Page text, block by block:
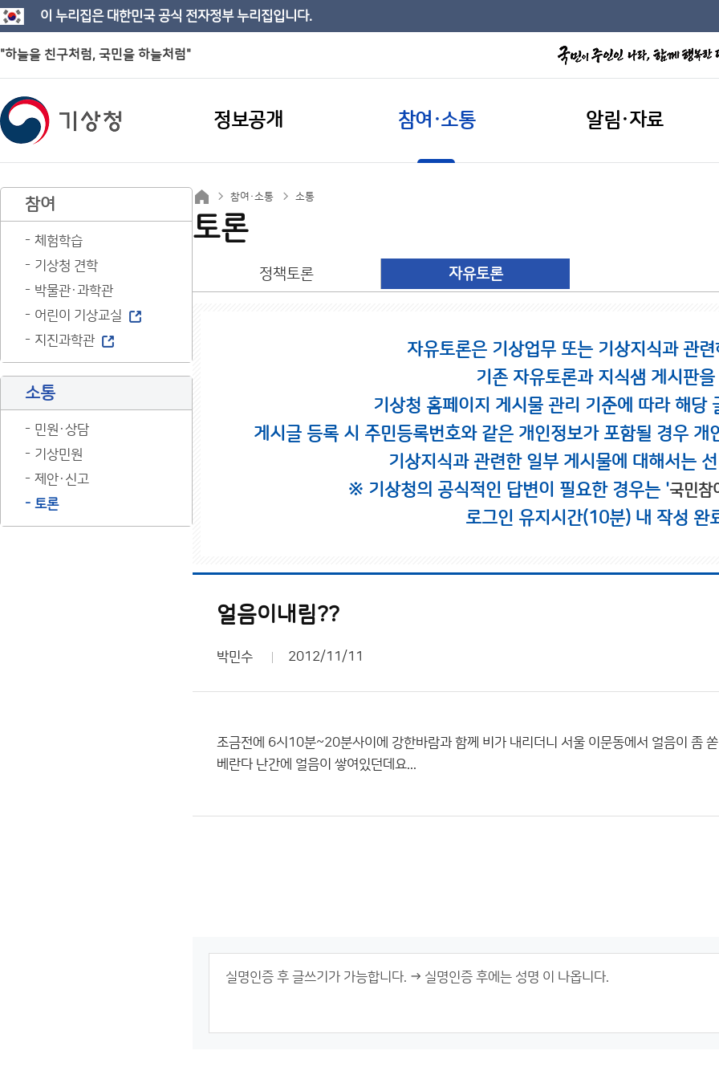
이 누리집은 대한민국 공식 전자정부 누리집입니다.
"하늘을 친구처럼, 국민을 하늘처럼"
정보공개 참여·소통 알림·자료
참여
체험학습
기상청 견학
박물관·과학관
어린이 기상교실
지진과학관
소통
민원·상담
기상민원
제안·신고
토론
참여·소통 소통
토론
정책토론 자유토론
자유토론은 기상업무 또는 기상지식과 관
기존 자유토론과 지식샘 게시판
기상청 홈페이지 게시물 관리 기준에 따라 해당
게시글 등록 시 주민등록번호와 같은 개인정보가 포함될 경우
기상지식과 관련한 일부 게시물에 대해서는
※ 기상청의 공식적인 답변이 필요한 경우는 '국민참
로그인 유지시간(10분) 내 작성 완
얼음이내림??
박민수 2012/11/11
조금전에 6시10분~20분사이에 강한바람과 함께 비가 내리더니 서울 이문동에서 얼음이 좀
베란다 난간에 얼음이 쌓여있던데요...